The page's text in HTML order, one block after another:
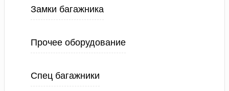
Замки багажника
Прочее оборудование
Спец багажники